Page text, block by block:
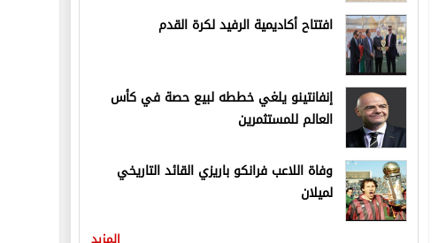
افتتاح أكاديمية الرفيد لكرة القدم
إنفانتينو يلغي خططه لبيع حصة في كأس
العالم للمستثمرين
وفاة اللاعب فرانكو باريزي القائد التاريخي
لميلان